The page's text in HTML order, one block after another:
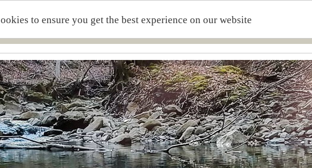
to ensure you get the best experience on our website